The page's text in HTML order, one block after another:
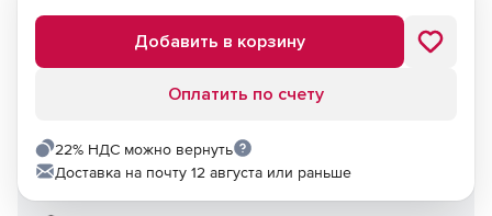
Добавить в корзину
Оплатить по счету
22% НДС можно вернуть
Доставка на почту 12 августа или раньше